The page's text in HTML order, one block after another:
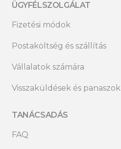
ÜGYFÉLSZOLGÁLAT
Fizetési módok
Postaköltség és szállítás
Vállalatok számára
Visszaküldések és panaszok
TANÁCSADÁS
FAQ